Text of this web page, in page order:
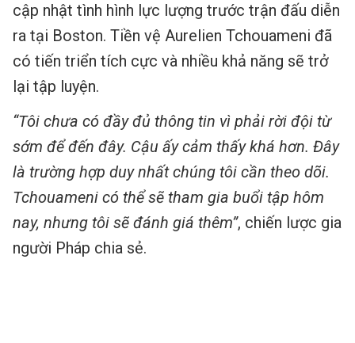
cập nhật tình hình lực lượng trước trận đấu diễn
ra tại Boston. Tiền vệ Aurelien Tchouameni đã
có tiến triển tích cực và nhiều khả năng sẽ trở
lại tập luyện.
“Tôi chưa có đầy đủ thông tin vì phải rời đội từ
sớm để đến đây. Cậu ấy cảm thấy khá hơn. Đây
là trường hợp duy nhất chúng tôi cần theo dõi.
Tchouameni có thể sẽ tham gia buổi tập hôm
nay, nhưng tôi sẽ đánh giá thêm”, chiến lược gia
người Pháp chia sẻ.